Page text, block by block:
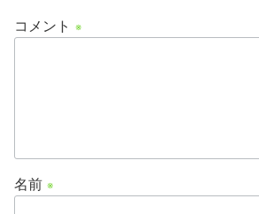
コメント ※
名前 ※